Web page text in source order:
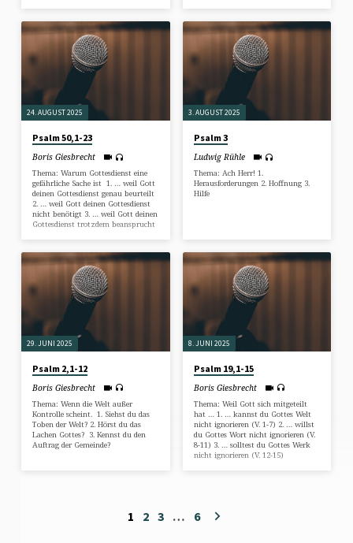
24. AUGUST 2025
Psalm 50,1-23
Boris Giesbrecht
Thema: Warum Gottesdienst eine
gefährliche Sache ist 1. … weil Gott
deinen Gottesdienst genau beurteilt
2. … weil Gott deinen Gottesdienst
nicht benötigt 3. … weil Gott deinen
Gottesdienst trotzdem beansprucht
3. AUGUST 2025
Psalm 3
Ludwig Rühle
Thema: Ach Herr! 1.
Herausforderungen 2. Hoffnung 3.
Hilfe
29. JUNI 2025
Psalm 2,1-12
Boris Giesbrecht
Thema: Wenn die Welt außer
Kontrolle scheint. 1. Siehst du das
Toben der Welt? 2. Hörst du das
Lachen Gottes? 3. Kennst du den
Auftrag der Gemeinde?
8. JUNI 2025
Psalm 19,1-15
Boris Giesbrecht
Thema: Weil Gott sich mitgeteilt
hat … 1. … kannst du Gottes Welt
nicht ignorieren (V. 1-7) 2. … willst
du Gottes Wort nicht ignorieren (V.
8-11) 3. … solltest du Gottes Werk
nicht ignorieren (V. 12-15)
1 2 3 … 6